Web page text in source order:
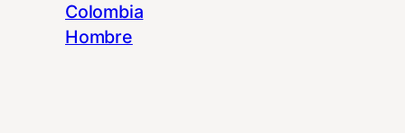
Colombia
Hombre